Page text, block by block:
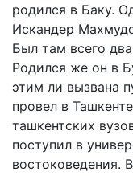
родился в Баку.
Искандер
Был там всего
Родился же он в
этим ли вызвана
провел в
ташкентских
поступил в
востоковедения.